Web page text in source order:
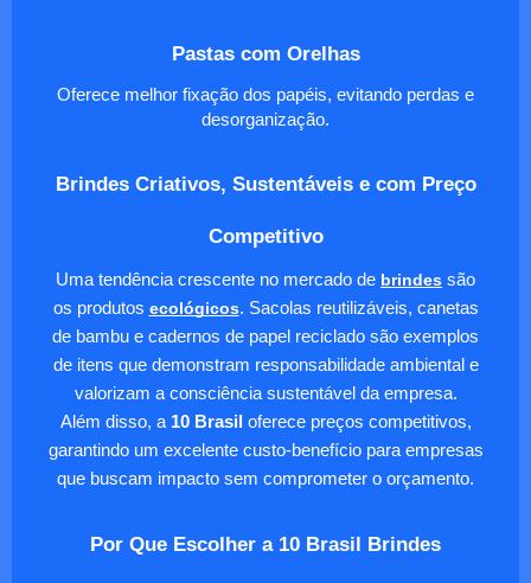
Pastas com Orelhas
Oferece melhor fixação dos papéis, evitando perdas e
desorganização.
Brindes Criativos, Sustentáveis e com Preço
Competitivo
Uma tendência crescente no mercado de brindes são
os produtos ecológicos. Sacolas reutilizáveis, canetas
de bambu e cadernos de papel reciclado são exemplos
de itens que demonstram responsabilidade ambiental e
valorizam a consciência sustentável da empresa.
Além disso, a 10 Brasiloferece preços competitivos,
garantindo um excelente custo-benefício para empresas
que buscam impacto sem comprometer o orçamento.
Por Que Escolher a 10 Brasil Brindes